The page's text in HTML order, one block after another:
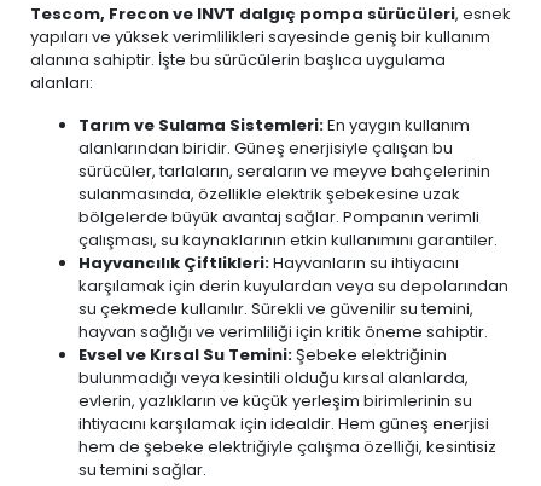
Tescom, Frecon ve INVT dalgıç pompa sürücüleri, esnek
yapıları ve yüksek verimlilikleri sayesinde geniş bir kullanım
alanına sahiptir. İşte bu sürücülerin başlıca uygulama
alanları:
Tarım ve Sulama Sistemleri:En yaygın kullanım
alanlarından biridir. Güneş enerjisiyle çalışan bu
sürücüler, tarlaların, seraların ve meyve bahçelerinin
sulanmasında, özellikle elektrik şebekesine uzak
bölgelerde büyük avantaj sağlar. Pompanın verimli
çalışması, su kaynaklarının etkin kullanımını garantiler.
Hayvancılık Çiftlikleri:Hayvanların su ihtiyacını
karşılamak için derin kuyulardan veya su depolarından
su çekmede kullanılır. Sürekli ve güvenilir su temini,
hayvan sağlığı ve verimliliği için kritik öneme sahiptir.
Evsel ve Kırsal Su Temini:Şebeke elektriğinin
bulunmadığı veya kesintili olduğu kırsal alanlarda,
evlerin, yazlıkların ve küçük yerleşim birimlerinin su
ihtiyacını karşılamak için idealdir. Hem güneş enerjisi
hem de şebeke elektriğiyle çalışma özelliği, kesintisiz
su temini sağlar.